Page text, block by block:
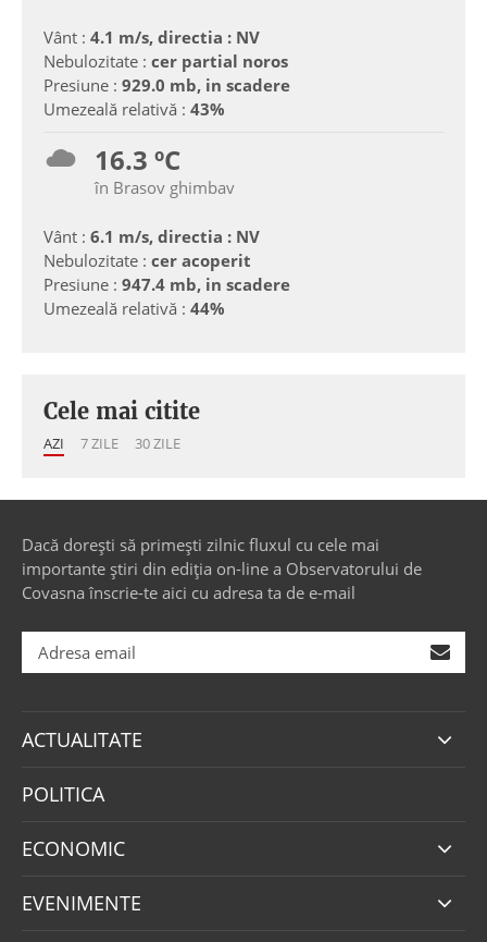
Vânt : 4.1 m/s, directia : NV
Nebulozitate : cer partial noros
Presiune : 929.0 mb, in scadere
Umezeală relativă : 43%
16.3 ºC
în Brasov ghimbav
Vânt : 6.1 m/s, directia : NV
Nebulozitate : cer acoperit
Presiune : 947.4 mb, in scadere
Umezeală relativă : 44%
Cele mai citite
AZI 7 ZILE 30 ZILE
Dacă dorești să primești zilnic fluxul cu cele mai
importante știri din ediția on-line a Observatorului de
Covasna înscrie-te aici cu adresa ta de e-mail
ACTUALITATE
POLITICA
ECONOMIC
EVENIMENTE